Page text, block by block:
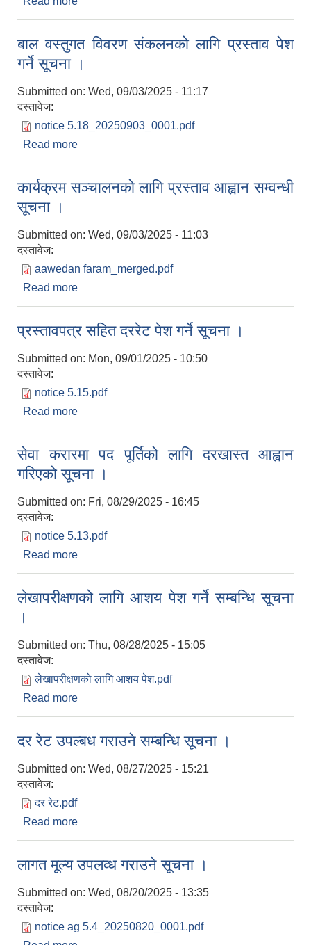
बाल वस्तुगत विवरण संकलनको लागि प्रस्ताव पेश
गर्ने सूचना ।
Submitted on: Wed, 09/03/2025 - 11:17
दस्तावेज:
notice 5.18_20250903_0001.pdf
Read more
कार्यक्रम सञ्चालनको लागि प्रस्ताव आह्वान सम्वन्धी
सूचना ।
Submitted on: Wed, 09/03/2025 - 11:03
दस्तावेज:
aawedan faram_merged.pdf
Read more
प्रस्तावपत्र सहित दररेट पेश गर्ने सूचना ।
Submitted on: Mon, 09/01/2025 - 10:50
दस्तावेज:
notice 5.15.pdf
Read more
सेवा करारमा पद पूर्तिको लागि दरखास्त आह्वान
गरिएको सूचना ।
Submitted on: Fri, 08/29/2025 - 16:45
दस्तावेज:
notice 5.13.pdf
Read more
लेखापरीक्षणको लागि आशय पेश गर्ने सम्बन्धि सूचना
।
Submitted on: Thu, 08/28/2025 - 15:05
दस्तावेज:
लेखापरीक्षणको लागि आशय पेश.pdf
Read more
दर रेट उपल्बध गराउने सम्बन्धि सूचना ।
Submitted on: Wed, 08/27/2025 - 15:21
दस्तावेज:
दर रेट.pdf
Read more
लागत मूल्य उपलव्ध गराउने सूचना ।
Submitted on: Wed, 08/20/2025 - 13:35
दस्तावेज:
notice ag 5.4_20250820_0001.pdf